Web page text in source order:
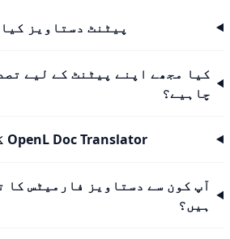
پیٹنٹ دستاویز
کیا مجھے اپنے پیٹنٹ کے لیے
چاہیے؟
OpenL Doc Translator کیا ہے؟
آپ کون سے دستاویز فارمیٹس کا
ہیں؟